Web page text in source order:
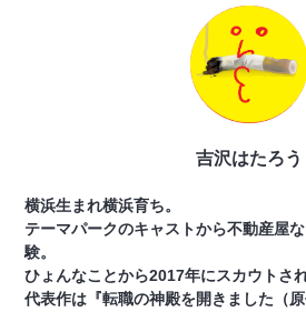
吉沢はたろう
横浜生まれ横浜育ち。
テーマパークのキャストから不動産屋
験。
ひょんなことから2017年にスカウトさ
代表作は『転職の神殿を開きました（